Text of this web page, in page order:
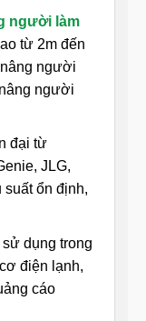
người làm
từ 2m đến
người
người
đại từ
JLG,
suất ổn định,
dụng trong
điện lạnh,
cáo